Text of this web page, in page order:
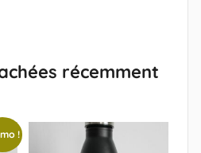
récemment
!